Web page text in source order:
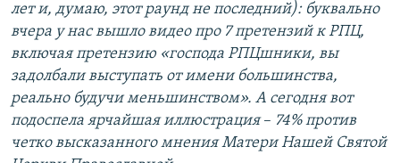
лет и, думаю, этот раунд не последний): буквально
вчера у нас вышло видео про 7 претензий к РПЦ,
включая претензию «господа РПЦшники, вы
задолбали выступать от имени большинства,
реально будучи меньшинством». А сегодня вот
подоспела ярчайшая иллюстрация–​ 74% против
четко высказанного мнения Матери Нашей Святой